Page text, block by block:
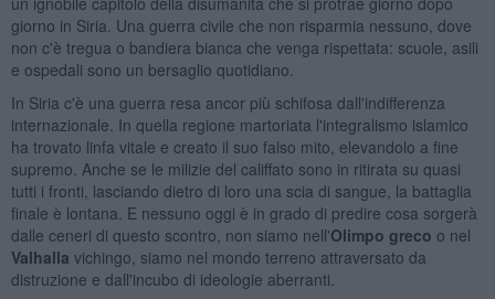
giorno in Siria. Una guerra civile che non risparmia nessuno, dove
non c'è tregua o bandiera bianca che venga rispettata: scuole, asili
e ospedali sono un bersaglio quotidiano.
In Siria c'è una guerra resa ancor più schifosa dall'indifferenza
internazionale. In quella regione martoriata l'integralismo islamico
ha trovato linfa vitale e creato il suo falso mito, elevandolo a fine
supremo. Anche se le milizie del califfato sono in ritirata su quasi
tutti i fronti, lasciando dietro di loro una scia di sangue, la battaglia
finale è lontana. E nessuno oggi è in grado di predire cosa sorgerà
dalle ceneri di questo scontro, non siamo nell'Olimpo greco o nel
Valhalla vichingo, siamo nel mondo terreno attraversato da
distruzione e dall'incubo di ideologie aberranti.